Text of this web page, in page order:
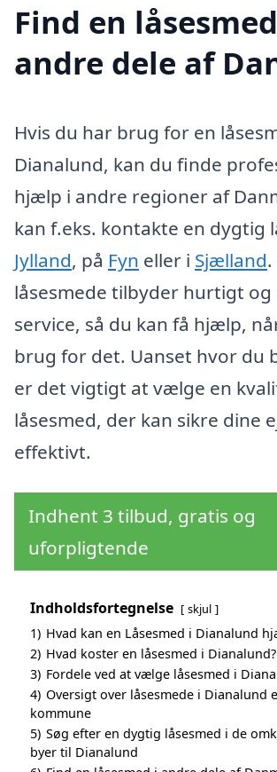
Find en
andre dele af
Hvis du har brug for en
Dianalund, kan du finde
hjælp i andre regioner af
kan f.eks. kontakte en dygtig
Jylland, på Fyn eller i Sjælland
låsesmede tilbyder hurtigt
service, så du kan få hjælp,
brug for det. Uanset hvor du
er det vigtigt at vælge en
låsesmed, der kan sikre dine
effektivt.
Indhent 3 tilbud, gratis og
uforpligtende
Indholdsfortegnelse skjul
1) Hvad kan en Låsesmed i Dianalund
2) Hvad koster en låsesmed i Dianalund?
3) Fordele ved at vælge låsesmed i
4) Oversigt over låsesmede i Dianalund
kommune
5) Søg efter en dygtig låsesmed i de
byer til Dianalund